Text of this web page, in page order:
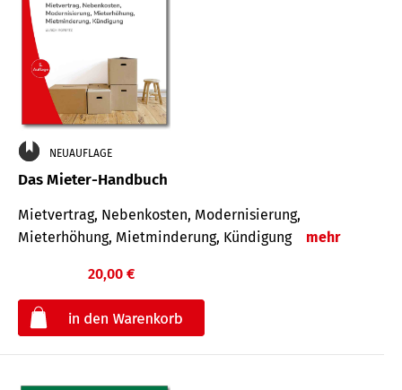
NEUAUFLAGE
Das Mieter-Handbuch
Mietvertrag, Nebenkosten, Modernisierung,
Mieterhöhung, Mietminderung, Kündigung
mehr
20,00 €